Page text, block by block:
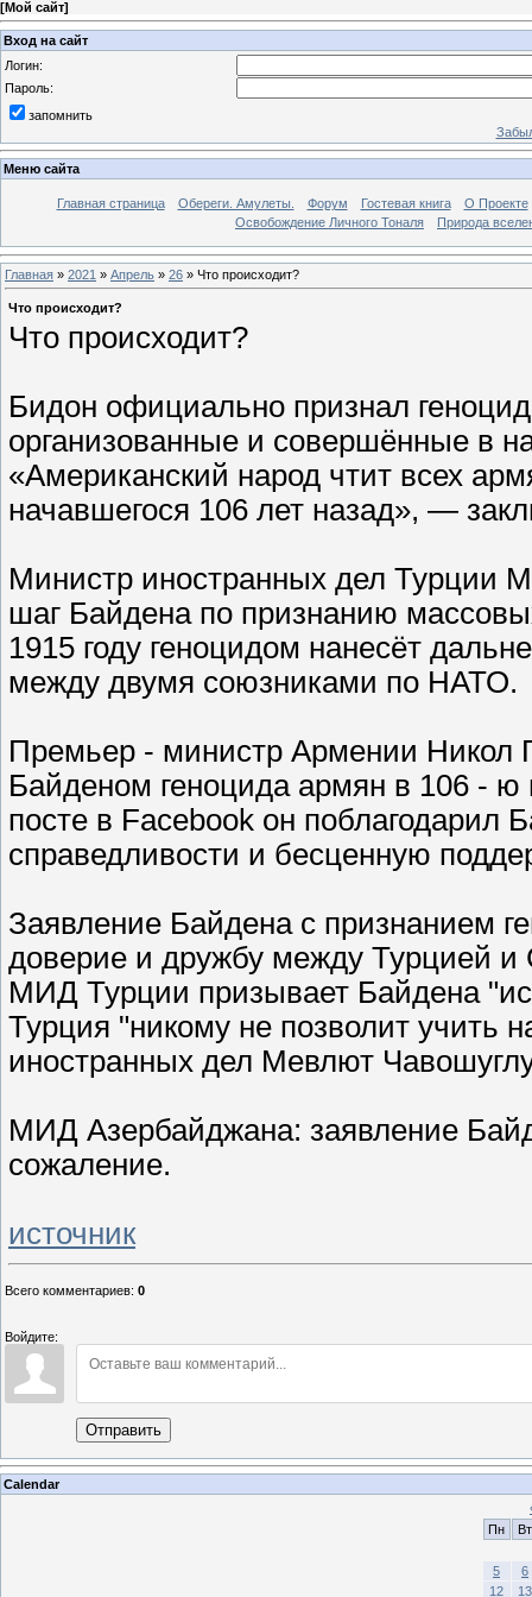
[Мой сайт]
Вход на сайт
Логин:
Пароль:
запомнить
Меню сайта
Главная страница Обереги. Амулеты. Форум Гостевая книга
О Проекте
Освобождение Личного Тоналя
Природа
Главная » 2021 » Апрель » 26 » Что происходит?
Что происходит?
Что происходит?
Бидон официально признал
организованные и совершённые в
«Американский народ чтит всех
начавшегося 106 лет назад», —
Министр иностранных дел Турции
шаг Байдена по признанию
1915 году геноцидом нанесëт
между двумя союзниками по НАТО.
Премьер - министр Армении Никол
Байденом геноцида армян в 106 -
посте в Facebook он поблагодарил
справедливости и бесценную
Заявление Байдена с признанием
доверие и дружбу между Турцией
МИД Турции призывает Байдена
Турция "никому не позволит учить
иностранных дел Мевлют
МИД Азербайджана: заявление
сожаление.
источник
Всего комментариев: 0
Войдите:
Отправить
Calendar
Пн
Вт
5
6
12
13